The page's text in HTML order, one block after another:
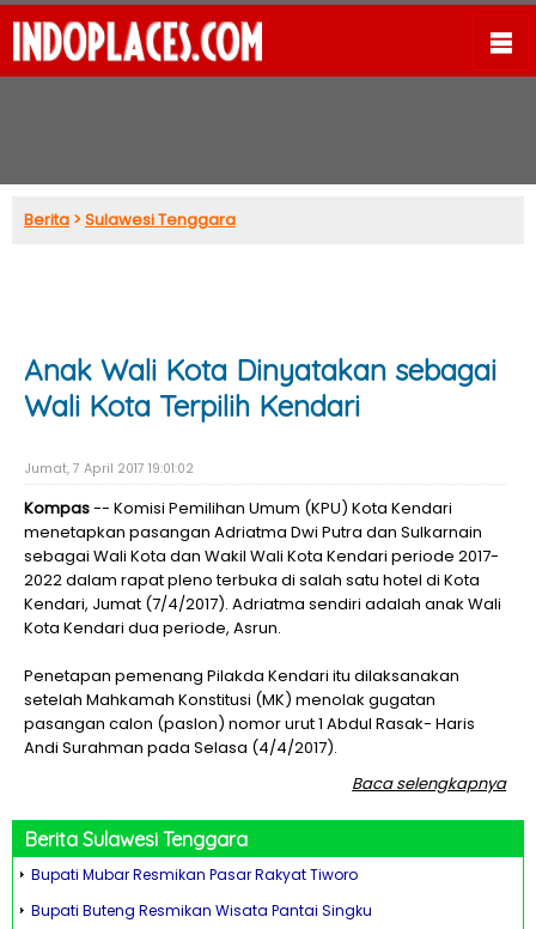
Berita >Sulawesi Tenggara
Anak Wali Kota Dinyatakan sebagai
Wali Kota Terpilih Kendari
Jumat, 7 April 2017 19:01:02
Kompas-- Komisi Pemilihan Umum (KPU) Kota Kendari
menetapkan pasangan Adriatma Dwi Putra dan Sulkarnain
sebagai Wali Kota dan Wakil Wali Kota Kendari periode 2017-
2022 dalam rapat pleno terbuka di salah satu hotel di Kota
Kendari, Jumat (7/4/2017). Adriatma sendiri adalah anak Wali
Kota Kendari dua periode, Asrun.
Penetapan pemenang Pilakda Kendari itu dilaksanakan
setelah Mahkamah Konstitusi (MK) menolak gugatan
pasangan calon (paslon) nomor urut 1 Abdul Rasak- Haris
Andi Surahman pada Selasa (4/4/2017).
Baca selengkapnya
Berita Sulawesi Tenggara
Bupati Mubar Resmikan Pasar Rakyat Tiworo
Bupati Buteng Resmikan Wisata Pantai Singku